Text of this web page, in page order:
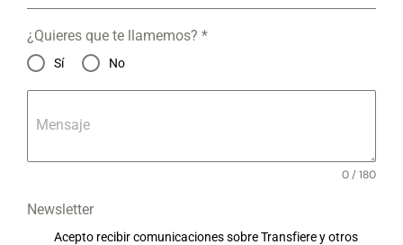
¿Quieres que te llamemos? *
Sí No
Mensaje
0 / 180
Newsletter
Acepto recibir comunicaciones sobre Transfiere y otros